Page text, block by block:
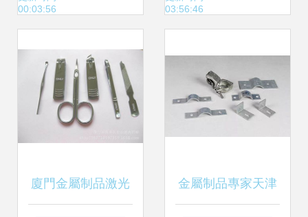
00:03:56
03:56:46
廈門金屬制品激光 金屬制品專家天津